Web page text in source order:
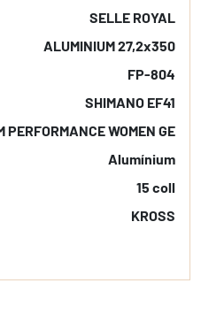
SELLE ROYAL
ALUMINIUM 27,2x350
FP-804
SHIMANO EF41
PERFORMANCE WOMEN GE
Alumínium
15 coll
KROSS